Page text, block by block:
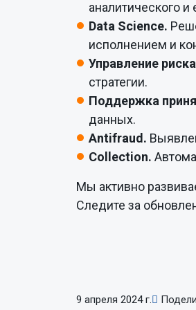
аналитического
Data Science.
исполнением и
Управление
стратегии.
Поддержка
данных.
Antifraud.
Collection.
Мы активно
Следите за
9 апреля 2024 г.